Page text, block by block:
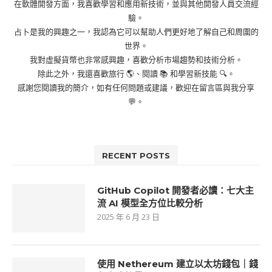
在軟體開發方面，我喜歡學習和應用新技術，並與其他開發人員交流經
驗。
占卜是我的興趣之一，我認為它可以幫助人們更好地了解自己和周圍的
世界。
我對虛擬貨幣也非常感興趣，喜歡分析市場趨勢和技術分析。
除此之外，我還喜歡旅行 🌎、閱讀 📚 和學習新技能 🔍。
感謝您閱讀我的簡介，如有任何問題或建議，歡迎在留言區與我分享
💬。
RECENT POSTS
GitHub Copilot 開發者必讀：七大主
流 AI 模型全方位比較分析
2025 年 6 月 23 日
使用 Nethereum 建立以太坊錢包｜錢